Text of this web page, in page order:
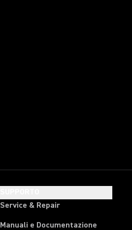
Service & Repair
Manuali e Documentazione